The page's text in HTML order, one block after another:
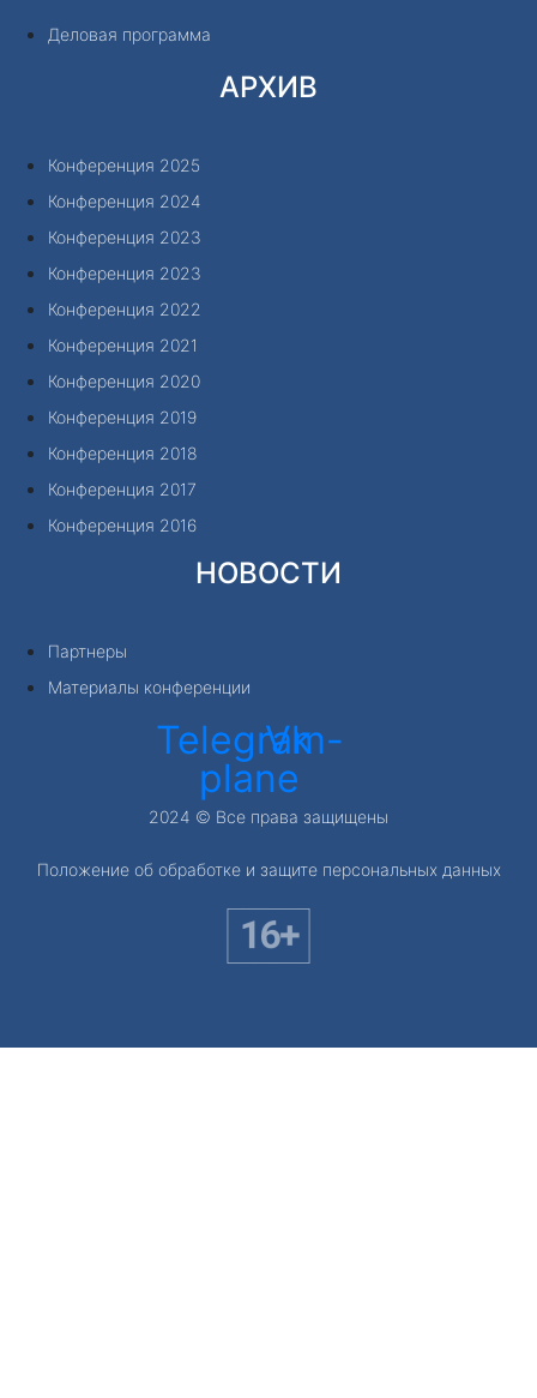
Деловая программа
АРХИВ
Конференция 2025
Конференция 2024
Конференция 2023
Конференция 2023
Конференция 2022
Конференция 2021
Конференция 2020
Конференция 2019
Конференция 2018
Конференция 2017
Конференция 2016
НОВОСТИ
Партнеры
Материалы конференции
Telegram-
plane
Vk
2024 © Все права защищены
Положение об обработке и защите персональных данных